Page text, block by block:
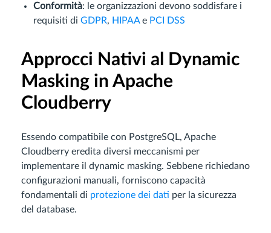
Conformità: le organizzazioni devono soddisfare i
requisiti di GDPR, HIPAAe PCI DSS
Approcci Nativi al Dynamic
Masking in Apache
Cloudberry
Essendo compatibile con PostgreSQL, Apache
Cloudberry eredita diversi meccanismi per
implementare il dynamic masking. Sebbene richiedano
configurazioni manuali, forniscono capacità
fondamentali di protezione dei dati per la sicurezza
del database.